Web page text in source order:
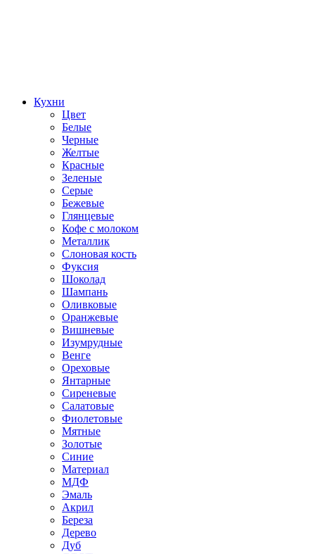
Кухни
Цвет
Белые
Черные
Желтые
Красные
Зеленые
Серые
Бежевые
Глянцевые
Кофе с молоком
Металлик
Слоновая кость
Фуксия
Шоколад
Шампань
Оливковые
Оранжевые
Вишневые
Изумрудные
Венге
Ореховые
Янтарные
Сиреневые
Салатовые
Фиолетовые
Мятные
Золотые
Синие
Материал
МДФ
Эмаль
Акрил
Береза
Дерево
Дуб